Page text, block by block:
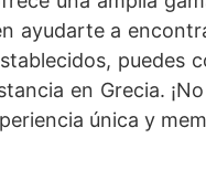
ayudarte a
puedes
en Grecia.
única y